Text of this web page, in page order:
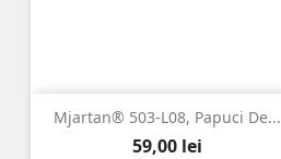
Mjartan® 503-L08, Papuci De...
Pret
59,00 lei